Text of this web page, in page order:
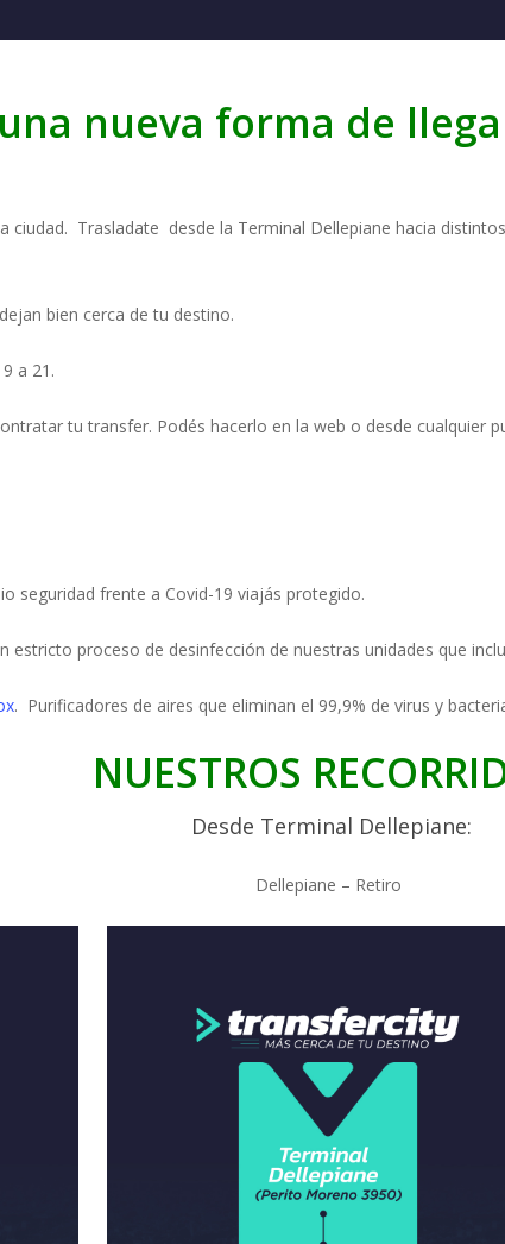
nueva forma de
ciudad. Trasladate desde la Terminal Dellepiane hacia
bien cerca de tu destino.
a 21.
tu transfer. Podés hacerlo en la web o desde cualquier
seguridad frente a Covid-19 viajás protegido.
estricto proceso de desinfección de nuestras unidades que
. Purificadores de aires que eliminan el 99,9% de virus y
NUESTROS
Desde Terminal Dellepiane:
Dellepiane – Retiro